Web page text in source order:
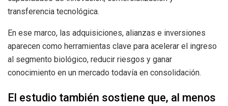
transferencia tecnológica.
En ese marco, las adquisiciones, alianzas e inversiones
aparecen como herramientas clave para acelerar el ingreso
al segmento biológico, reducir riesgos y ganar
conocimiento en un mercado todavía en consolidación.
El estudio también sostiene que, al menos